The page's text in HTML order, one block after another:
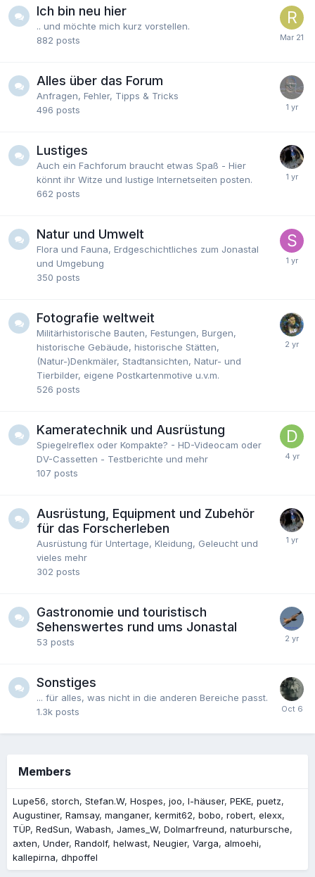
Ich bin neu hier
.. und möchte mich kurz vorstellen.
882 posts
Alles über das Forum
Anfragen, Fehler, Tipps & Tricks
496 posts
Lustiges
Auch ein Fachforum braucht etwas Spaß - Hier
könnt ihr Witze und lustige Internetseiten posten.
662 posts
Natur und Umwelt
Flora und Fauna, Erdgeschichtliches zum Jonastal
und Umgebung
350 posts
Fotografie weltweit
Militärhistorische Bauten, Festungen, Burgen,
historische Gebäude, historische Stätten,
(Natur-)Denkmäler, Stadtansichten, Natur- und
Tierbilder, eigene Postkartenmotive u.v.m.
526 posts
Kameratechnik und Ausrüstung
Spiegelreflex oder Kompakte? - HD-Videocam oder
DV-Cassetten - Testberichte und mehr
107 posts
Ausrüstung, Equipment und Zubehör
für das Forscherleben
Ausrüstung für Untertage, Kleidung, Geleucht und
vieles mehr
302 posts
Gastronomie und touristisch
Sehenswertes rund ums Jonastal
53 posts
Sonstiges
... für alles, was nicht in die anderen Bereiche passt.
1.3k posts
Members
Lupe56 storch Stefan.W Hospes joo I-häuser PEKE puetz
Augustiner Ramsay manganer kermit62 bobo robert elexx
TÜP RedSun Wabash James_W Dolmarfreund naturbursche
axten Under Randolf helwast Neugier Varga
almoehi
kallepirna dhpoffel